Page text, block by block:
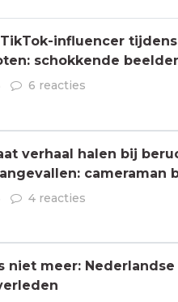
TikTok-influencer
schokkende
6 reacties
verhaal halen bij
cameraman
4 reacties
niet meer: